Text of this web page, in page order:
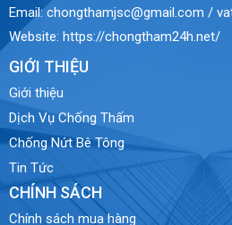
Email:chongthamjsc@gmail.com /
Website: https://chongtham24h.net/
GIỚI THIỆU
Giới thiệu
Dịch Vụ Chống Thấm
Chống Nứt Bê Tông
Tin Tức
CHÍNH SÁCH
Chính sách mua hàng